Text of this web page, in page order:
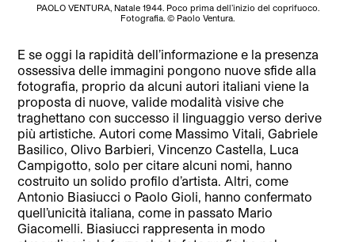
PAOLO VENTURA, Natale 1944. Poco prima dell’inizio del coprifuoco.
Fotografia. © Paolo Ventura.
E se oggi la rapidità dell’informazione e la presenza
ossessiva delle immagini pongono nuove sfide alla
fotografia, proprio da alcuni autori italiani viene la
proposta di nuove, valide modalità visive che
traghettano con successo il linguaggio verso derive
più artistiche. Autori come Massimo Vitali, Gabriele
Basilico, Olivo Barbieri, Vincenzo Castella, Luca
Campigotto, solo per citare alcuni nomi, hanno
costruito un solido profilo d’artista. Altri, come
Antonio Biasiucci o Paolo Gioli, hanno confermato
quell’unicità italiana, come in passato Mario
Giacomelli. Biasiucci rappresenta in modo